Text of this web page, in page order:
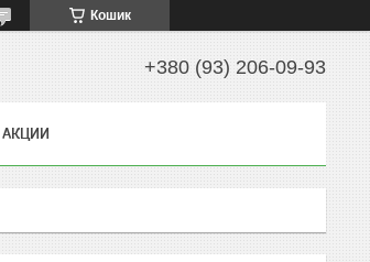
Кошик
+380 (93) 206-09-93
АКЦИИ